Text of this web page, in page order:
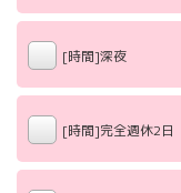
[時間]深夜
[時間]完全週休2日